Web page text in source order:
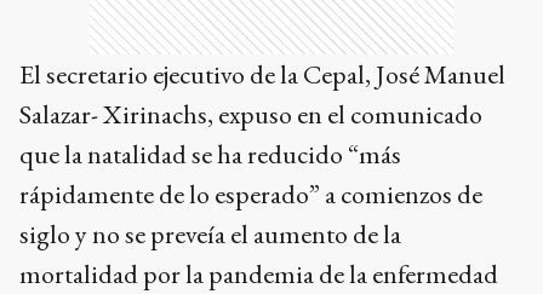
El secretario ejecutivo de la Cepal, José Manuel
Salazar- Xirinachs, expuso en el comunicado
que la natalidad se ha reducido “más
rápidamente de lo esperado” a comienzos de
siglo y no se preveía el aumento de la
mortalidad por la pandemia de la enfermedad